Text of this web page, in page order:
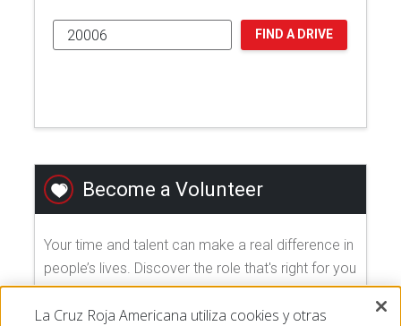
FIND A DRIVE
Become a Volunteer
Your time and talent can make a real difference in
people’s lives. Discover the role that's right for you
and join us today!
La Cruz Roja Americana utiliza cookies y otras